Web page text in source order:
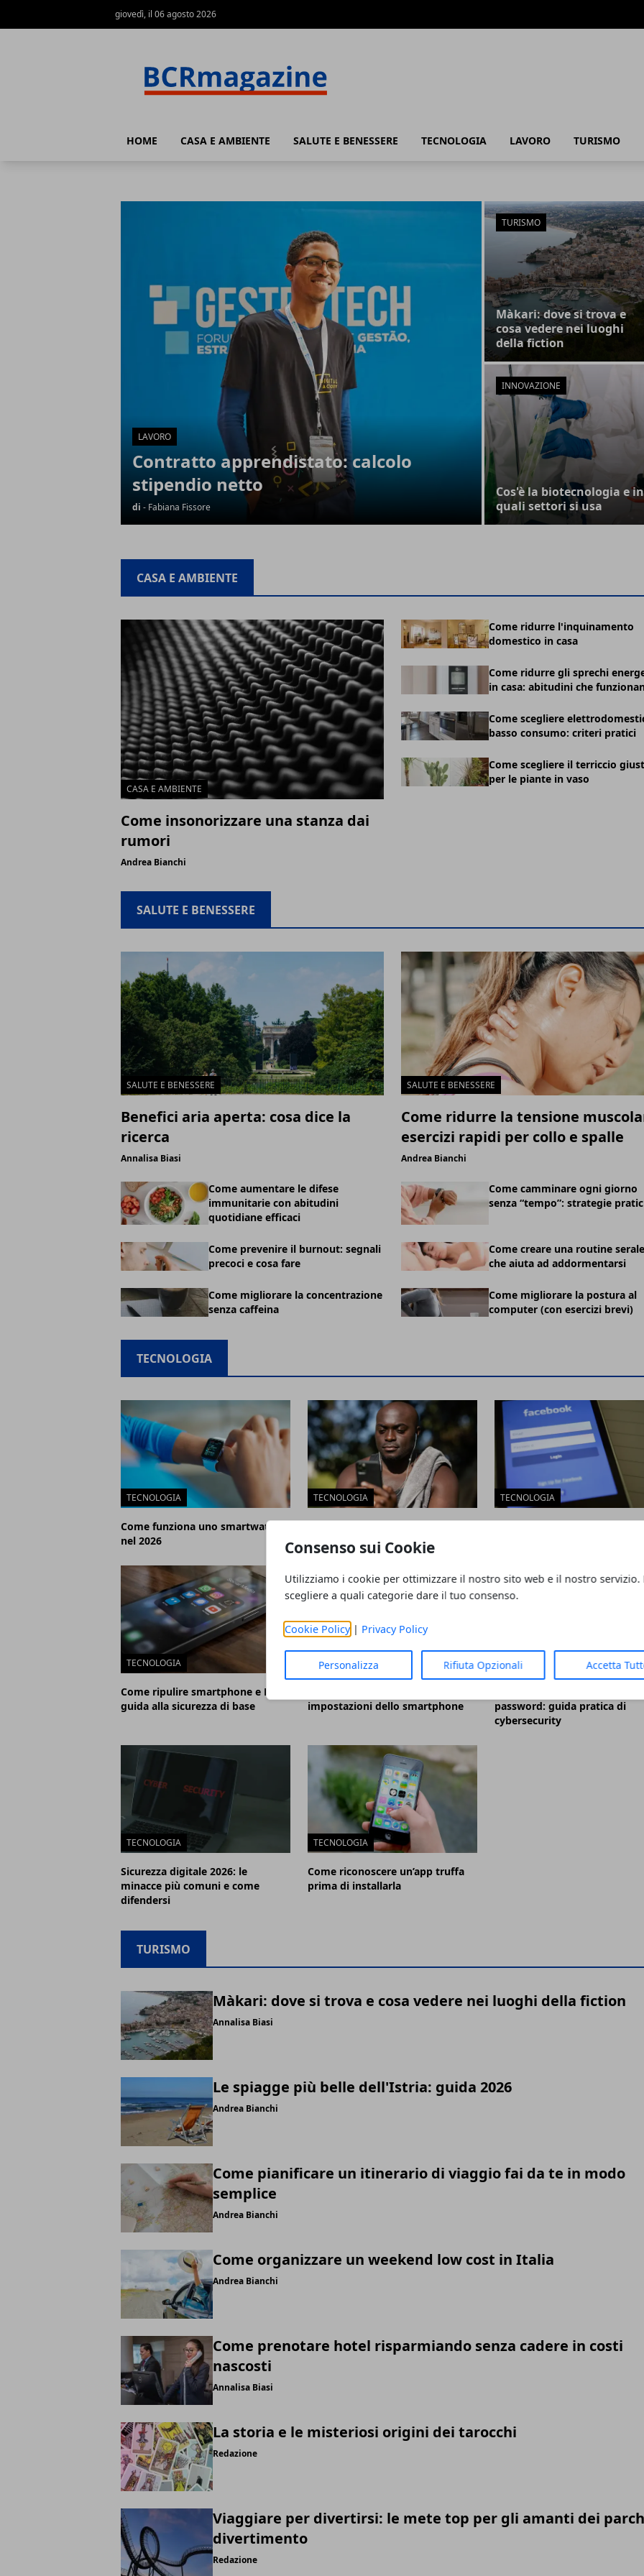
Consenso sui Cookie
Utilizziamo i cookie per ottimizzare il nostro sito web e il nostro servizio.
scegliere a quali categorie dare il tuo consenso.
Cookie Policy| Privacy Policy
Personalizza Rifiuta Opzionali Accetta
giovedì, il 06 agosto 2026
HOME CASA E AMBIENTE SALUTE E BENESSERE TECNOLOGIA LAVORO TURISMO
LAVORO
Contratto apprendistato: calcolo
stipendio netto
di - Fabiana Fissore
TURISMO
Màkari: dove si trova e
cosa vedere nei luoghi
della fiction
INNOVAZIONE
Cos'è la biotecnologia e in
quali settori si usa
CASA E AMBIENTE
CASA E AMBIENTE
Come insonorizzare una stanza dai
rumori
Andrea Bianchi
Come ridurre l'inquinamento
domestico in casa
Come ridurre gli sprechi
in casa: abitudini che
Come scegliere
basso consumo: criteri pratici
Come scegliere il terriccio
per le piante in vaso
SALUTE E BENESSERE
SALUTE E BENESSERE
Benefici aria aperta: cosa dice la
ricerca
Annalisa Biasi
SALUTE E BENESSERE
Come ridurre la tensione
esercizi rapidi per collo e spalle
Andrea Bianchi
Come aumentare le difese
immunitarie con abitudini
quotidiane efficaci
Come camminare ogni giorno
senza “tempo”: strategie
Come prevenire il burnout: segnali
precoci e cosa fare
Come creare una routine serale
che aiuta ad addormentarsi
Come migliorare la concentrazione
senza caffeina
Come migliorare la postura al
computer (con esercizi brevi)
TECNOLOGIA
TECNOLOGIA
Come funziona uno smartwatch
nel 2026
TECNOLOGIA
funziona davvero
TECNOLOGIA
TECNOLOGIA
Come ripulire smartphone e PC:
guida alla sicurezza di base
TECNOLOGIA
impostazioni dello smartphone
TECNOLOGIA
password: guida pratica di
cybersecurity
TECNOLOGIA
Sicurezza digitale 2026: le
minacce più comuni e come
difendersi
TECNOLOGIA
Come riconoscere un’app truffa
prima di installarla
TURISMO
Màkari: dove si trova e cosa vedere nei luoghi della fiction
Annalisa Biasi
Le spiagge più belle dell'Istria: guida 2026
Andrea Bianchi
Come pianificare un itinerario di viaggio fai da te in modo
semplice
Andrea Bianchi
Come organizzare un weekend low cost in Italia
Andrea Bianchi
Come prenotare hotel risparmiando senza cadere in costi
nascosti
Annalisa Biasi
La storia e le misteriosi origini dei tarocchi
Redazione
Viaggiare per divertirsi: le mete top per gli amanti dei
divertimento
Redazione